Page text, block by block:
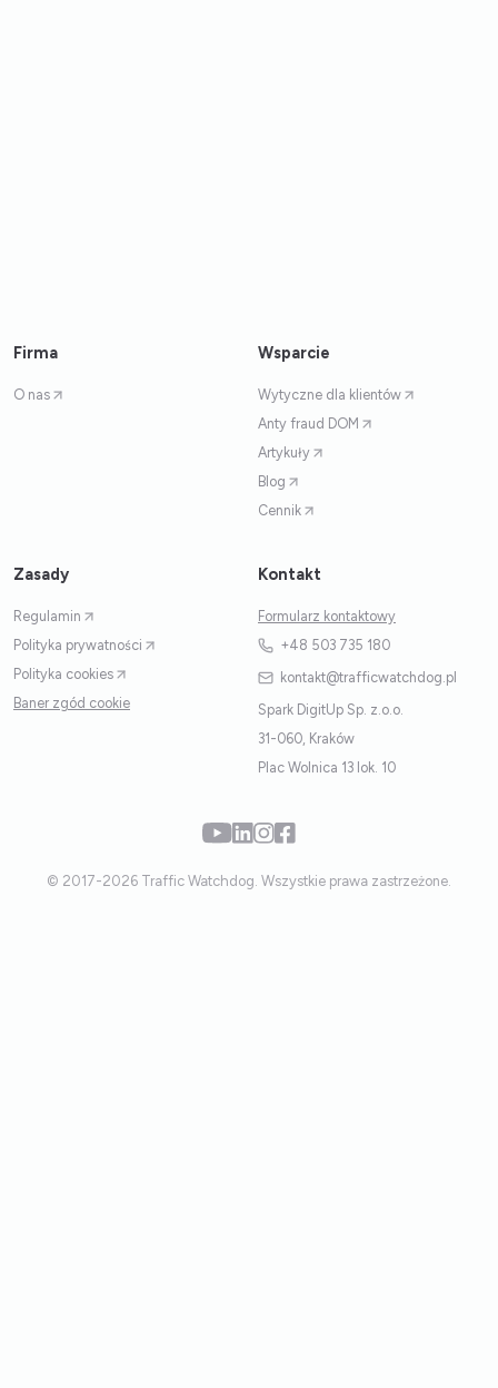
Firma
O nas
Wsparcie
Wytyczne dla klientów
Anty fraud DOM
Artykuły
Blog
Cennik
Zasady
Regulamin
Polityka prywatności
Polityka cookies
Baner zgód cookie
Kontakt
Formularz kontaktowy
+48 503 735 180
kontakt@trafficwatchdog.pl
Spark DigitUp Sp. z.o.o.
31-060, Kraków
Plac Wolnica 13 lok. 10
© 2017-2026 Traffic Watchdog. Wszystkie prawa zastrzeżone.